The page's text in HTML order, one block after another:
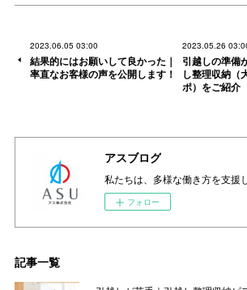
2023.06.05 03:00
結果的にはお願いして良かった｜
率直なお客様の声を公開します！
2023.05.26
引越しの準備
し整理収納（
ポ）をご紹介
アスブログ
私たちは、多様な働き方を支援
フォロー
記事一覧